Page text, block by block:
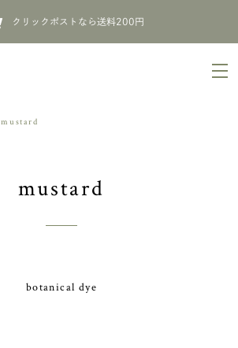
クリックポストなら送料200円
mustard
mustard
botanical dye